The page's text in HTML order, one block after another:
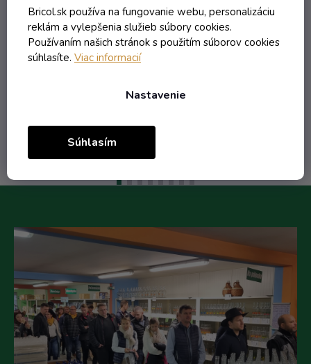
Bricol.sk používa na fungovanie webu, personalizáciu
reklám a vylepšenia služieb súbory cookies.
Používaním našich stránok s použitím súborov cookies
súhlasíte. Viac informacií
Nastavenie
Súhlasím
0,57 € vrátane DPH
0,46 €